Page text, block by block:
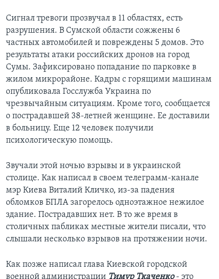
Сигнал тревоги прозвучал в 11 областях, есть
разрушения. В Сумской области сожжены 6
частных автомобилей и повреждены 5 домов. Это
результаты атаки российских дронов на город
Сумы. Зафиксировано попадание по парковке в
жилом микрорайоне. Кадры с горящими машинам
опубликовала Госслужба Украина по
чрезвычайным ситуациям. Кроме того, сообщается
о пострадавшей 38-летней женщине. Ее доставили
в больницу. Еще 12 человек получили
психологическую помощь.
Звучали этой ночью взрывы и в украинской
столице. Как написал в своем телеграмм-канале
мэр Киева Виталий Кличко, из-за падения
обломков БПЛА загорелось одноэтажное нежилое
здание. Пострадавших нет. В то же время в
столичных пабликах местные жители писали, что
слышали несколько взрывов на протяжении ночи.
Как позже написал глава Киевской городской
военной администрации Тимур Ткаченко- это